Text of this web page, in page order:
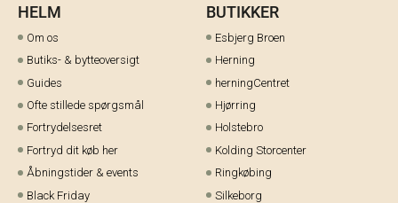
HELM
Om os
Butiks- & bytteoversigt
Guides
Ofte stillede spørgsmål
Fortrydelsesret
Fortryd dit køb her
Åbningstider & events
Black Friday
BUTIKKER
Esbjerg Broen
Herning
herningCentret
Hjørring
Holstebro
Kolding Storcenter
Ringkøbing
Silkeborg